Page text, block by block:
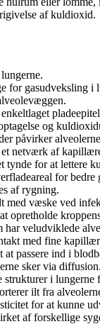
af kuldioxid.
for gasudveksling i
og
påvirker
netværk af
tynde for at lettere
for bedre
af rygning.
med væske ved
opretholde
har veludviklede
med fine
passere ind i
sker via diffusion.
strukturer i lungerne
ilt fra
for at kunne
af forskellige